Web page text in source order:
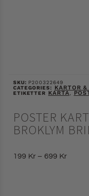
SKU: P200322649
CATEGORIES: KARTOR
ETIKETTER KARTA,
POSTER
BROKLYM
199 Kr – 699 Kr